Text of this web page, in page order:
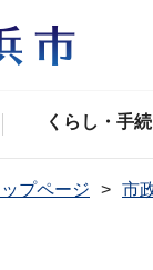
くらし・手
プページ 市